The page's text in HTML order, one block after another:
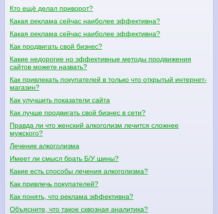
Кто ещё делал приворот?
Какая реклама сейчас наиболее эффективна?
Какая реклама сейчас наиболее эффективна?
Как продвигать свой бизнес?
Какие недорогие но эффективные методы продвижения
сайтов можете назвать?
Как привлекать покупателей в только что открытый интернет-
магазин?
Как улучшить показатели сайта
Как лучше продвигать свой бизнес в сети?
Правда ли что женский алкоголизм лечится сложнее
мужского?
Лечение алкоголизма
Имеет ли смысл брать Б/У шины?
Какие есть способы лечения алкоголизма?
Как привлечь покупателей?
Как понять, что реклама эффективна?
Объясните, что такое сквозная аналитика?